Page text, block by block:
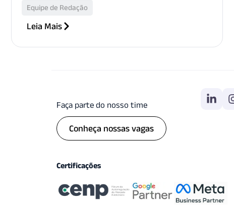
Equipe de Redação
Leia Mais
Faça parte do nosso time
Conheça nossas vagas
Certificações